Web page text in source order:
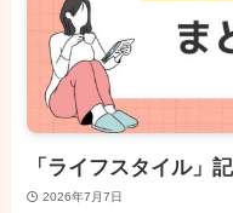
「ライフスタイル」
2026年7月7日